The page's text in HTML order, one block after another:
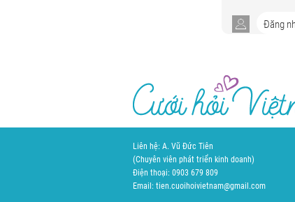
Liên hệ: A. Vũ Đức Tiên
(Chuyên viên phát triển kinh doanh)
Điện thoại: 0903 679 809
Email: tien.cuoihoivietnam@gmail.com